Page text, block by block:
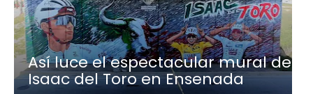
Así luce el espectacular mural de
Isaac del Toro en Ensenada